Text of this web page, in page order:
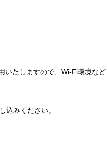
いたしますので、Wi-Fi環境など
込みください。